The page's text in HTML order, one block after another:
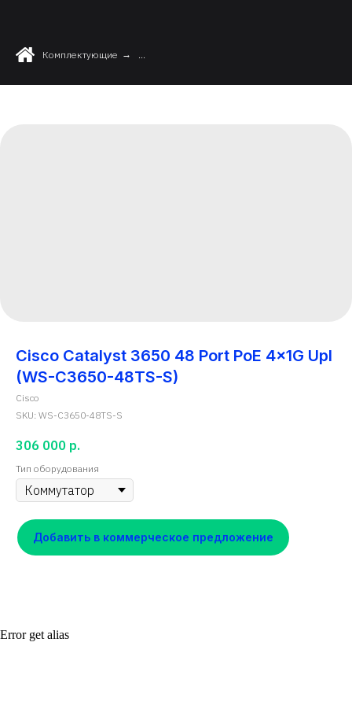
Комплектующие → ...
Cisco Catalyst 3650 48 Port PoE 4x1G Upl
(WS-C3650-48TS-S)
Cisco
SKU: WS-C3650-48TS-S
306 000 р.
Тип оборудования
Добавить в коммерческое предложение
Error get alias